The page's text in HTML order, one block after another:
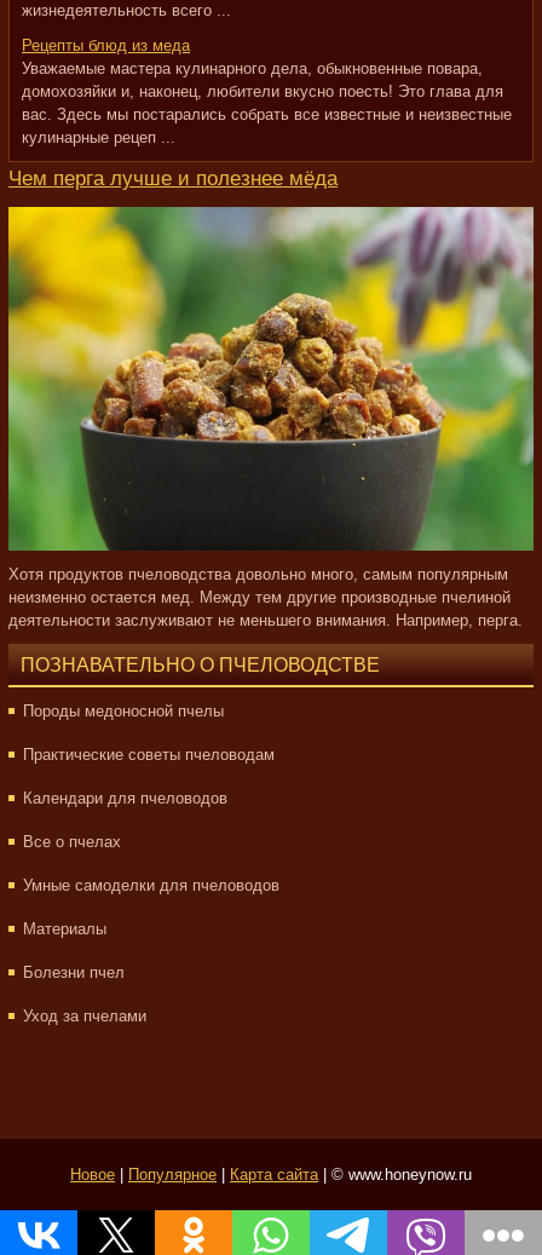
жизнедеятельность всего ...
Рецепты блюд из меда
Уважаемые мастера кулинарного дела, обыкновенные повара,
домохозяйки и, наконец, любители вкусно поесть! Это глава для
вас. Здесь мы постарались собрать все известные и неизвестные
кулинарные рецеп ...
Чем перга лучше и полезнее мёда
Хотя продуктов пчеловодства довольно много, самым популярным
неизменно остается мед. Между тем другие производные пчелиной
деятельности заслуживают не меньшего внимания. Например, перга.
ПОЗНАВАТЕЛЬНО О ПЧЕЛОВОДСТВЕ
Породы медоносной пчелы
Практические советы пчеловодам
Календари для пчеловодов
Все о пчелах
Умные самоделки для пчеловодов
Материалы
Болезни пчел
Уход за пчелами
Новое Популярное Карта сайта| © www.honeynow.ru